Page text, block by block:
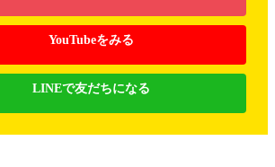
YouTubeをみる
LINEで友だちになる